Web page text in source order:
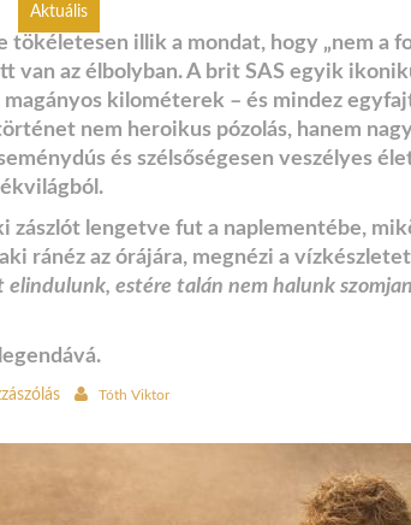
Aktuális
tökéletesen illik a mondat, hogy „nem a
van az élbolyban. A brit SAS egyik
kilométerek – és mindez
nem heroikus pózolás, hanem
és szélsőségesen veszélyes
zászlót lengetve fut a naplementébe,
ránéz az órájára, megnézi a
elindulunk, estére talán nem halunk
Tóth Viktor